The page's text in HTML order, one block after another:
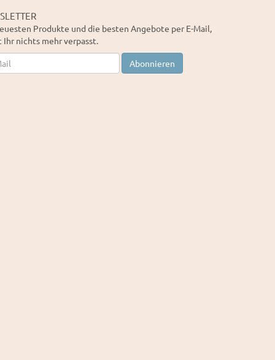
Produkte und die besten Angebote per E-Mail,
Ihr nichts mehr verpasst.
Abonnieren